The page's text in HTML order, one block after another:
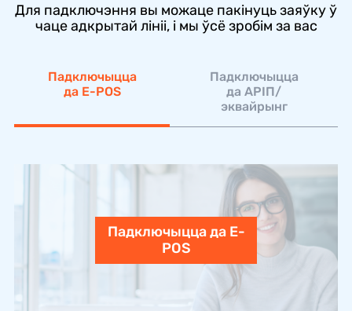
Для падключэння вы можаце пакінуць заяўку ў
чаце адкрытай лініі, і мы ўсё зробім за вас
Падключыцца
да E-POS
Падключыцца
да АРІП/
эквайрынг
Падключыцца да E-
POS